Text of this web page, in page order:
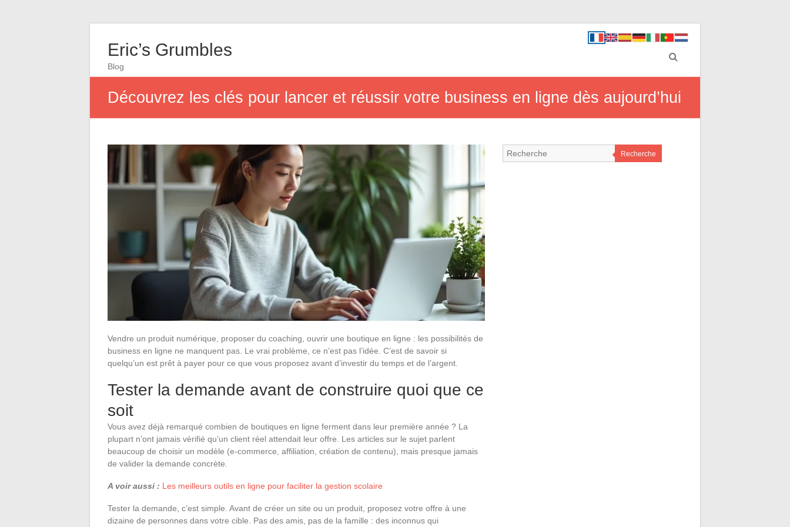
Eric’s Grumbles
Blog
Découvrez les clés pour lancer et réussir votre business en ligne dès aujourd’hui
Vendre un produit numérique, proposer du coaching, ouvrir une boutique en ligne : les possibilités de
business en ligne ne manquent pas. Le vrai problème, ce n’est pas l’idée. C’est de savoir si
quelqu’un est prêt à payer pour ce que vous proposez avant d’investir du temps et de l’argent.
Tester la demande avant de construire quoi que ce
soit
Vous avez déjà remarqué combien de boutiques en ligne ferment dans leur première année ? La
plupart n’ont jamais vérifié qu’un client réel attendait leur offre. Les articles sur le sujet parlent
beaucoup de choisir un modèle (e-commerce, affiliation, création de contenu), mais presque jamais
de valider la demande concrète.
A voir aussi : Les meilleurs outils en ligne pour faciliter la gestion scolaire
Tester la demande, c’est simple. Avant de créer un site ou un produit, proposez votre offre à une
dizaine de personnes dans votre cible. Pas des amis, pas de la famille : des inconnus qui
Recherche